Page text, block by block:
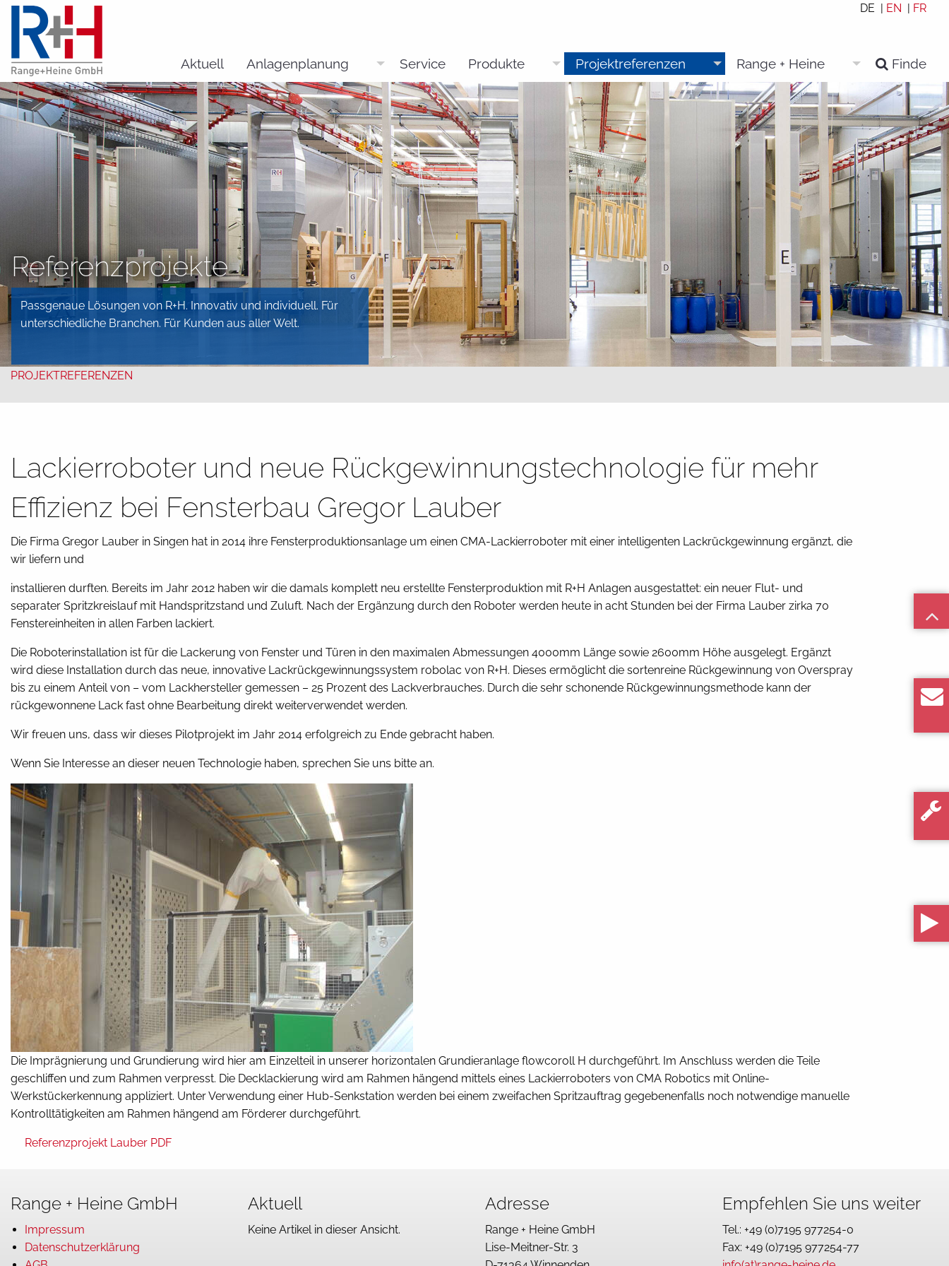
DE | EN | FR
Aktuell Anlagenplanung Service Produkte Projektreferenzen Range + Heine Finde
Referenzprojekte
Passgenaue Lösungen von R+H. Innovativ und individuell. Für
unterschiedliche Branchen. Für Kunden aus aller Welt.
PROJEKTREFERENZEN
Lackierroboter und neue Rückgewinnungstechnologie für mehr
Effizienz bei Fensterbau Gregor Lauber
Die Firma Gregor Lauber in Singen hat in 2014 ihre Fensterproduktionsanlage um einen CMA-Lackierroboter mit einer intelligenten Lackrückgewinnung ergänzt, die
wir liefern und
installieren durften. Bereits im Jahr 2012 haben wir die damals komplett neu erstellte Fensterproduktion mit R+H Anlagen ausgestattet: ein neuer Flut- und
separater Spritzkreislauf mit Handspritzstand und Zuluft. Nach der Ergänzung durch den Roboter werden heute in acht Stunden bei der Firma Lauber zirka 70
Fenstereinheiten in allen Farben lackiert.
Die Roboterinstallation ist für die Lackerung von Fenster und Türen in den maximalen Abmessungen 4000mm Länge sowie 2600mm Höhe ausgelegt. Ergänzt
wird diese Installation durch das neue, innovative Lackrückgewinnungssystem robolac von R+H. Dieses ermöglicht die sortenreine Rückgewinnung von Overspray
bis zu einem Anteil von – vom Lackhersteller gemessen – 25 Prozent des Lackverbrauches. Durch die sehr schonende Rückgewinnungsmethode kann der
rückgewonnene Lack fast ohne Bearbeitung direkt weiterverwendet werden.
Wir freuen uns, dass wir dieses Pilotprojekt im Jahr 2014 erfolgreich zu Ende gebracht haben.
Wenn Sie Interesse an dieser neuen Technologie haben, sprechen Sie uns bitte an.
Die Imprägnierung und Grundierung wird hier am Einzelteil in unserer horizontalen Grundieranlage flowcoroll H durchgeführt. Im Anschluss werden die Teile
geschliffen und zum Rahmen verpresst. Die Decklackierung wird am Rahmen hängend mittels eines Lackierroboters von CMA Robotics mit Online-
Werkstückerkennung appliziert. Unter Verwendung einer Hub-Senkstation werden bei einem zweifachen Spritzauftrag gegebenenfalls noch notwendige manuelle
Kontrolltätigkeiten am Rahmen hängend am Förderer durchgeführt.
Referenzprojekt Lauber PDF
Range + Heine GmbH
Impressum
Datenschutzerklärung
Aktuell
Keine Artikel in dieser Ansicht.
Adresse
Range + Heine GmbH
Lise-Meitner-Str. 3
Empfehlen Sie uns weiter
Tel.: +49 (0)7195 977254-0
Fax: +49 (0)7195 977254-77